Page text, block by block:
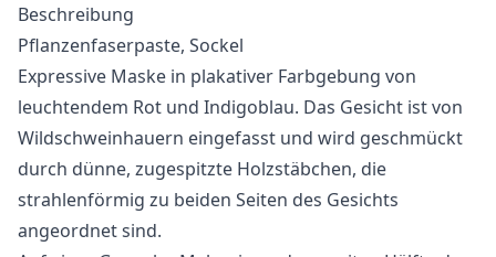
Beschreibung
Pflanzenfaserpaste, Sockel
Expressive Maske in plakativer Farbgebung von
leuchtendem Rot und Indigoblau. Das Gesicht ist von
Wildschweinhauern eingefasst und wird geschmückt
durch dünne, zugespitzte Holzstäbchen, die
strahlenförmig zu beiden Seiten des Gesichts
angeordnet sind.